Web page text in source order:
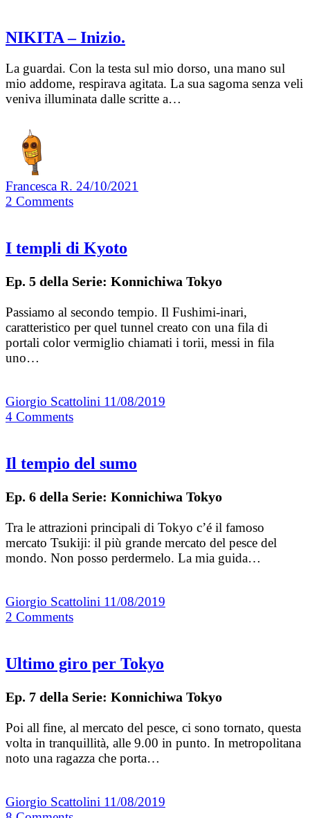
NIKITA – Inizio.
La guardai. Con la testa sul mio dorso, una mano sul
mio addome, respirava agitata. La sua sagoma senza veli
veniva illuminata dalle scritte a…
Francesca R. 24/10/2021
2 Comments
I templi di Kyoto
Ep. 5 della Serie: Konnichiwa Tokyo
Passiamo al secondo tempio. Il Fushimi-inari,
caratteristico per quel tunnel creato con una fila di
portali color vermiglio chiamati i torii, messi in fila
uno…
Giorgio Scattolini 11/08/2019
4 Comments
Il tempio del sumo
Ep. 6 della Serie: Konnichiwa Tokyo
Tra le attrazioni principali di Tokyo c’é il famoso
mercato Tsukiji: il più grande mercato del pesce del
mondo. Non posso perdermelo. La mia guida…
Giorgio Scattolini 11/08/2019
2 Comments
Ultimo giro per Tokyo
Ep. 7 della Serie: Konnichiwa Tokyo
Poi all fine, al mercato del pesce, ci sono tornato, questa
volta in tranquillità, alle 9.00 in punto. In metropolitana
noto una ragazza che porta…
Giorgio Scattolini 11/08/2019